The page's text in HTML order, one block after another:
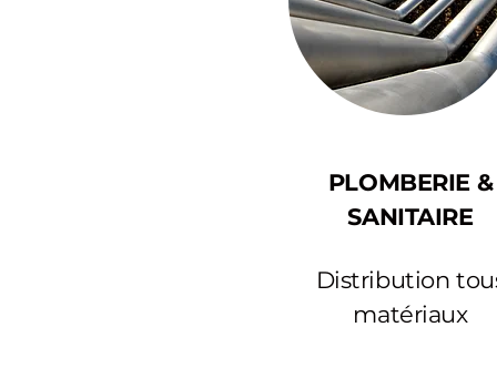
PLOMBERIE &
SANITAIRE
Distribution
matériaux